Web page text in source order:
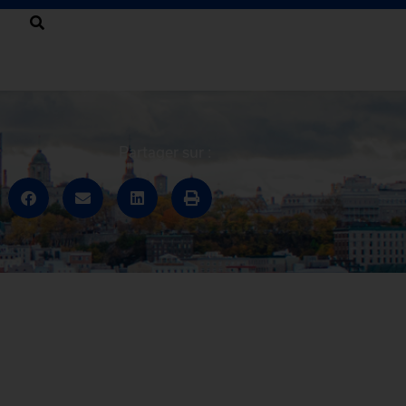
Partager sur :